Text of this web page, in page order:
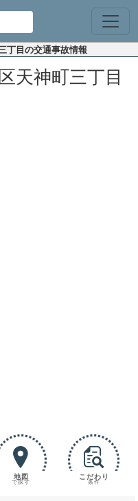
丁目の交通事故情報
天神町三丁目
地図
で探す
こだわり
条件